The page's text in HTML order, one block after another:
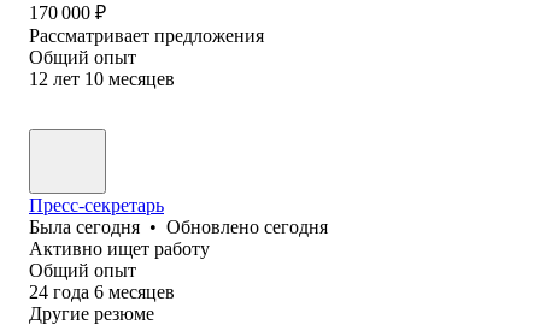
170 000 ₽
Рассматривает предложения
Общий опыт
12 лет 10 месяцев
Пресс-секретарь
Была сегодня • Обновлено сегодня
Активно ищет работу
Общий опыт
24 года 6 месяцев
Другие резюме